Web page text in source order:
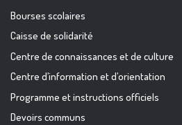
Bourses scolaires
Caisse de solidarité
Centre de connaissances et de culture
Centre d’information et d’orientation
Programme et instructions officiels
Devoirs communs